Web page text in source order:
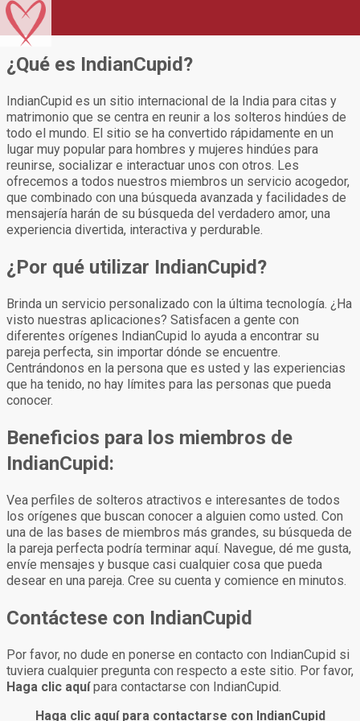
¿Qué es IndianCupid?
IndianCupid es un sitio internacional de la India para citas y
matrimonio que se centra en reunir a los solteros hindúes de
todo el mundo. El sitio se ha convertido rápidamente en un
lugar muy popular para hombres y mujeres hindúes para
reunirse, socializar e interactuar unos con otros. Les
ofrecemos a todos nuestros miembros un servicio acogedor,
que combinado con una búsqueda avanzada y facilidades de
mensajería harán de su búsqueda del verdadero amor, una
experiencia divertida, interactiva y perdurable.
¿Por qué utilizar IndianCupid?
Brinda un servicio personalizado con la última tecnología. ¿Ha
visto nuestras aplicaciones? Satisfacen a gente con
diferentes orígenes IndianCupid lo ayuda a encontrar su
pareja perfecta, sin importar dónde se encuentre.
Centrándonos en la persona que es usted y las experiencias
que ha tenido, no hay límites para las personas que pueda
conocer.
Beneficios para los miembros de
IndianCupid:
Vea perfiles de solteros atractivos e interesantes de todos
los orígenes que buscan conocer a alguien como usted. Con
una de las bases de miembros más grandes, su búsqueda de
la pareja perfecta podría terminar aquí. Navegue, dé me gusta,
envíe mensajes y busque casi cualquier cosa que pueda
desear en una pareja. Cree su cuenta y comience en minutos.
Contáctese con IndianCupid
Por favor, no dude en ponerse en contacto con IndianCupid si
tuviera cualquier pregunta con respecto a este sitio. Por favor,
Haga clic aquípara contactarse con IndianCupid.
Haga clic aquí para contactarse con IndianCupid